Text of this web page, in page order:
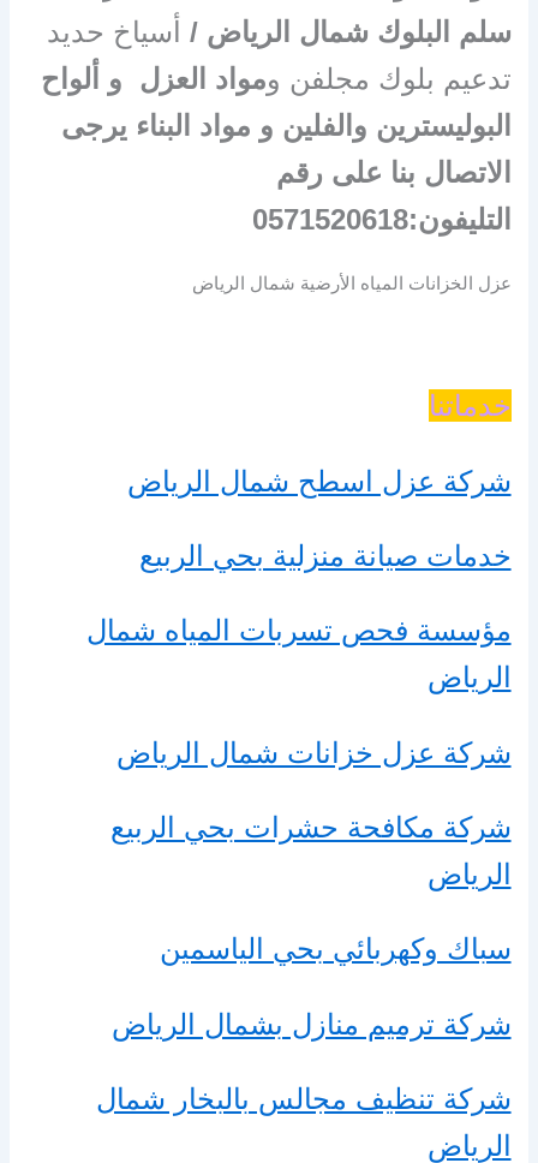
سلم البلوك شمال الرياض / أسياخ حديد
تدعيم بلوك مجلفن ومواد العزل و ألواح
البوليسترين والفلين و مواد البناء يرجى
الاتصال بنا على رقم
التليفون:0571520618
عزل الخزانات المياه الأرضية شمال الرياض
خدماتنا
شركة عزل اسطح شمال الرياض
خدمات صيانة منزلية بحي الربيع
مؤسسة فحص تسربات المياه شمال
الرياض
شركة عزل خزانات شمال الرياض
شركة مكافحة حشرات بحي الربيع
الرياض
سباك وكهربائي بحي الياسمين
شركة ترميم منازل بشمال الرياض
شركة تنظيف مجالس بالبخار شمال
الرياض